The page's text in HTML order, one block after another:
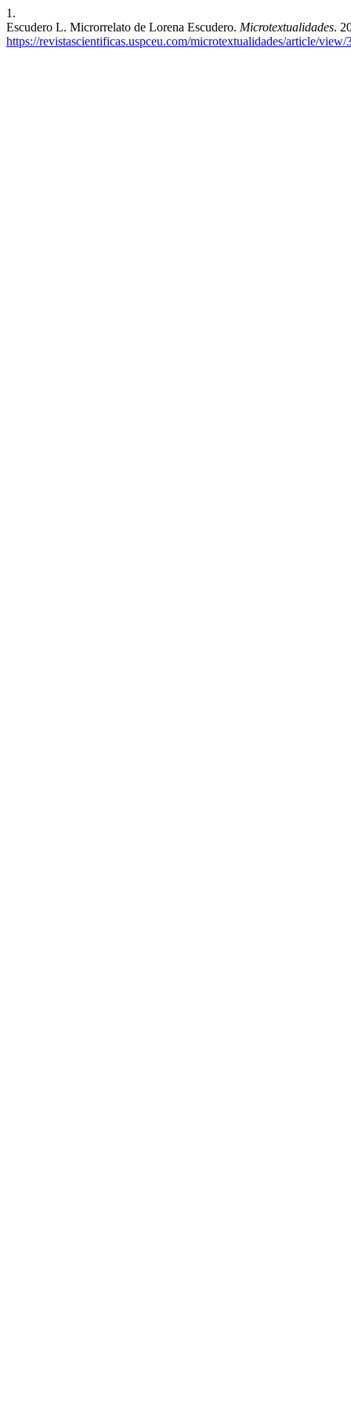
1.
Escudero L. Microrrelato de Lorena Escudero. Microtextualidades.
https://revistascientificas.uspceu.com/microtextualidades/article/view/